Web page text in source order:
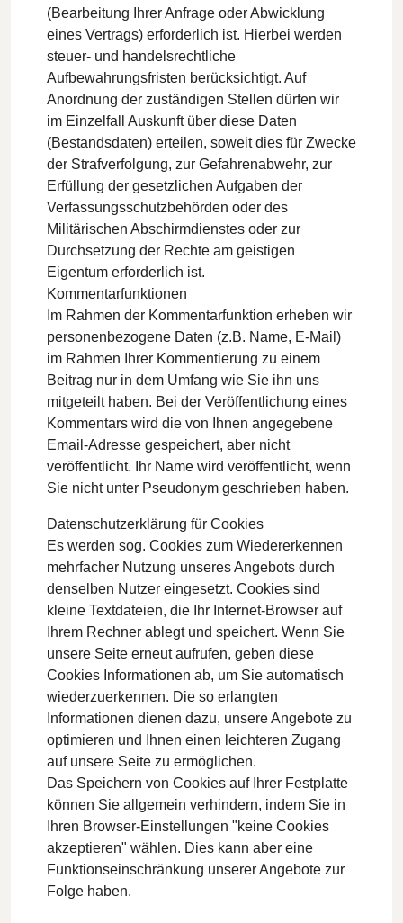
(Bearbeitung Ihrer Anfrage oder Abwicklung
eines Vertrags) erforderlich ist. Hierbei werden
steuer- und handelsrechtliche
Aufbewahrungsfristen berücksichtigt. Auf
Anordnung der zuständigen Stellen dürfen wir
im Einzelfall Auskunft über diese Daten
(Bestandsdaten) erteilen, soweit dies für Zwecke
der Strafverfolgung, zur Gefahrenabwehr, zur
Erfüllung der gesetzlichen Aufgaben der
Verfassungsschutzbehörden oder des
Militärischen Abschirmdienstes oder zur
Durchsetzung der Rechte am geistigen
Eigentum erforderlich ist.
Kommentarfunktionen
Im Rahmen der Kommentarfunktion erheben wir
personenbezogene Daten (z.B. Name, E-Mail)
im Rahmen Ihrer Kommentierung zu einem
Beitrag nur in dem Umfang wie Sie ihn uns
mitgeteilt haben. Bei der Veröffentlichung eines
Kommentars wird die von Ihnen angegebene
Email-Adresse gespeichert, aber nicht
veröffentlicht. Ihr Name wird veröffentlicht, wenn
Sie nicht unter Pseudonym geschrieben haben.
Datenschutzerklärung für Cookies
Es werden sog. Cookies zum Wiedererkennen
mehrfacher Nutzung unseres Angebots durch
denselben Nutzer eingesetzt. Cookies sind
kleine Textdateien, die Ihr Internet-Browser auf
Ihrem Rechner ablegt und speichert. Wenn Sie
unsere Seite erneut aufrufen, geben diese
Cookies Informationen ab, um Sie automatisch
wiederzuerkennen. Die so erlangten
Informationen dienen dazu, unsere Angebote zu
optimieren und Ihnen einen leichteren Zugang
auf unsere Seite zu ermöglichen.
Das Speichern von Cookies auf Ihrer Festplatte
können Sie allgemein verhindern, indem Sie in
Ihren Browser-Einstellungen "keine Cookies
akzeptieren" wählen. Dies kann aber eine
Funktionseinschränkung unserer Angebote zur
Folge haben.